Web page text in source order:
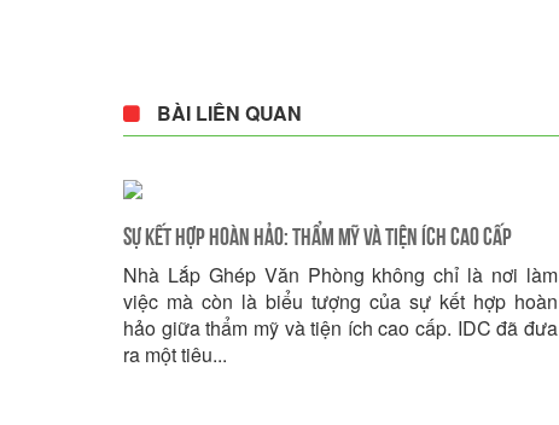
BÀI LIÊN QUAN
Sự Kết Hợp Hoàn Hảo: Thẩm Mỹ và Tiện Ích Cao Cấp
trong Nhà Lắp Ghép Văn Phòng IDC!
Nhà Lắp Ghép Văn Phòng không chỉ là nơi làm
việc mà còn là biểu tượng của sự kết hợp hoàn
hảo giữa thẩm mỹ và tiện ích cao cấp. IDC đã đưa
ra một tiêu...